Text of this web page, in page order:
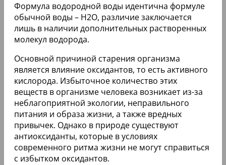
Формула водородной воды идентична формуле
обычной воды – Н2О, различие заключается
лишь в наличии дополнительных растворенных
молекул водорода.
Основной причиной старения организма
является влияние оксидантов, то есть активного
кислорода. Избыточное количество этих
веществ в организме человека возникает из-за
неблагоприятной экологии, неправильного
питания и образа жизни, а также вредных
привычек. Однако в природе существуют
антиоксиданты, которые в условиях
современного ритма жизни не могут справиться
с избытком оксидантов.